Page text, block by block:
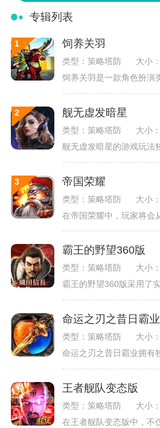
专辑列表
饲养关羽
类型：策略塔防
大小
饲养关羽是一款角色扮演
舰无虚发暗星
类型：策略塔防
大小
舰无虚发暗星的游戏玩法
帝国荣耀
类型：策略塔防
大小
在帝国荣耀中，玩家将会
霸王的野望360版
类型：策略塔防
大小
霸王的野望360版采用了
命运之刃之昔日霸业
类型：策略塔防
大小
命运之刃之昔日霸业拥有
王者舰队变态版
类型：策略塔防
大小
在王者舰队变态版中，不